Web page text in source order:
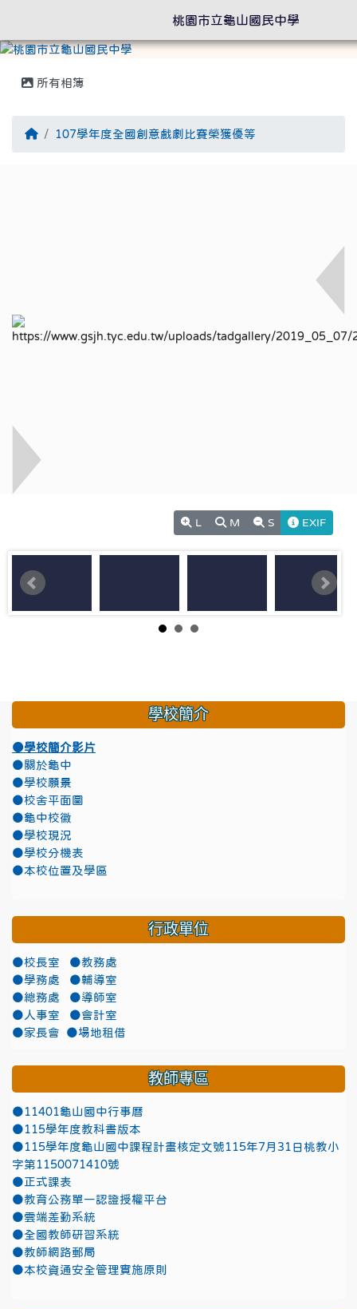
所有相簿
回首頁107學年度全國創意戲劇比賽榮獲優等
L M S EXIF
學校簡介
●學校簡介影片
●關於龜中
●學校願景
●校舍平面圖
●龜中校徽
●學校現況
●學校分機表
●本校位置及學區
行政單位
●校長室
●教務處
●學務處
●輔導室
●總務處
●導師室
●人事室
●會計室
●家長會
●場地租借
教師專區
●11401龜山國中行事曆
●115學年度教科書版本
●115學年度龜山國中課程計畫核定文號115年7月31日桃教小
字第1150071410號
●正式課表
●教育公務單一認證授權平台
●雲端差勤系統
●全國教師研習系統
●教師網路郵局
●本校資通安全管理實施原則
桃園市立龜山國民中學